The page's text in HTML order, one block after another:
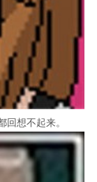
回想不起来。